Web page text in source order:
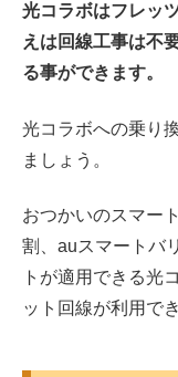
光コラボはフレッ
えは回線工事は不
る事ができます。
光コラボへの乗り
ましょう。
おつかいのスマー
割、auスマートバ
トが適用できる光
ット回線が利用で